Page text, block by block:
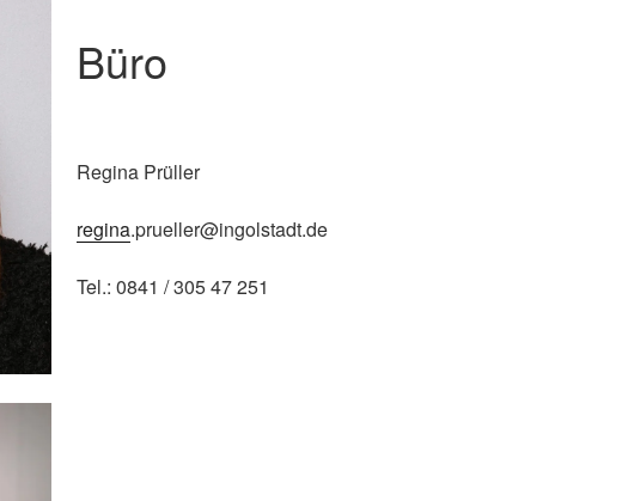
Büro
Regina Prüller
regina.prueller@ingolstadt.de
Tel.: 0841 / 305 47 251